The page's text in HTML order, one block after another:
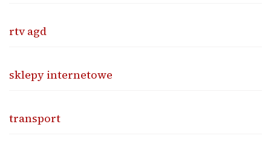
rtv agd
sklepy internetowe
transport